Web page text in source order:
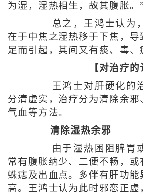
为湿，湿热相生，故其腹胀。
总之，王鸿士认为
在于中焦之湿热移于下焦，导
足而引起，其间又有痰、毒、
【对治疗的
王鸿士对肝硬化的
分清虚实，治疗分为清除余邪
气血等方法。
清除湿热余邪
由于湿热困阻脾胃
常有腹胀纳少、二便不畅，或
蛛痣及出血点。多伴有肝功能
高。王鸿士认为此时邪恋正虚